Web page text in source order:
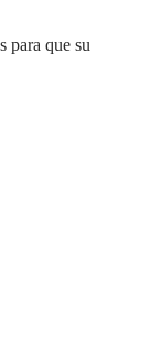
y
para que su